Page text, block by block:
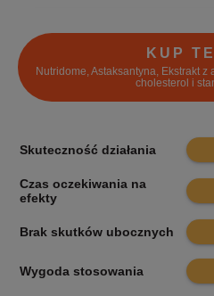
KUP
Nutridome, Astaksantyna, Ekstrakt
cholesterol i
Skuteczność działania 9.8
Czas oczekiwania na
efekty
9.9
Brak skutków ubocznych 10
Wygoda stosowania 9.8